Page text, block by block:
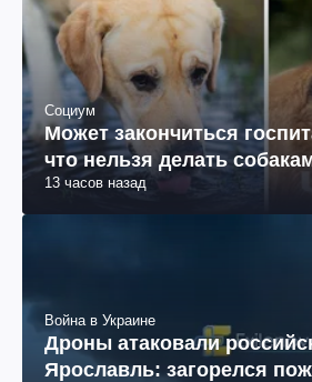
Социум
Может закончиться
что нельзя делать
13 часов назад
Война в Украине
Дроны атаковали
Ярославль: загорелся